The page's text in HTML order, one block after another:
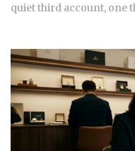
quiet third account, one
does and why it moves,
instead of getting
coming. The setup
borrowers at closing.
annual property tax and
add that figure on top